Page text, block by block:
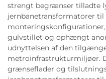
strengt begrænser tilladte
jernbanetransformatorer
gulvstillet og ophængt
udnyttelsen af den
metroinfrastrukturmiljøer.
grænseflader og